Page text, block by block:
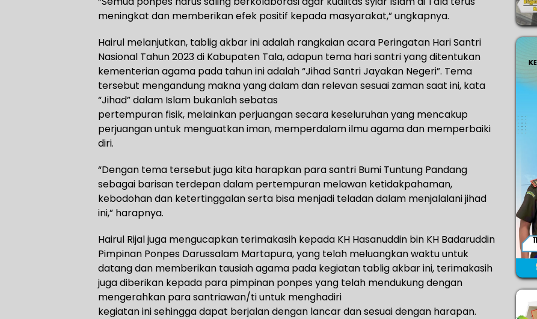
meningkat dan memberikan efek positif kepada masyarakat,” ungkapnya.
Hairul melanjutkan, tablig akbar ini adalah rangkaian acara Peringatan Hari Santri
Nasional Tahun 2023 di Kabupaten Tala, adapun tema hari santri yang ditentukan
kementerian agama pada tahun ini adalah “Jihad Santri Jayakan Negeri”. Tema
tersebut mengandung makna yang dalam dan relevan sesuai zaman saat ini, kata
“Jihad” dalam Islam bukanlah sebatas
pertempuran fisik, melainkan perjuangan secara keseluruhan yang mencakup
perjuangan untuk menguatkan iman, memperdalam ilmu agama dan memperbaiki
diri.
“Dengan tema tersebut juga kita harapkan para santri Bumi Tuntung Pandang
sebagai barisan terdepan dalam pertempuran melawan ketidakpahaman,
kebodohan dan ketertinggalan serta bisa menjadi teladan dalam menjalalani jihad
ini,” harapnya.
Hairul Rijal juga mengucapkan terimakasih kepada KH Hasanuddin bin KH Badaruddin
Pimpinan Ponpes Darussalam Martapura, yang telah meluangkan waktu untuk
datang dan memberikan tausiah agama pada kegiatan tablig akbar ini, terimakasih
juga diberikan kepada para pimpinan ponpes yang telah mendukung dengan
mengerahkan para santriawan/ti untuk menghadiri
kegiatan ini sehingga dapat berjalan dengan lancar dan sesuai dengan harapan.